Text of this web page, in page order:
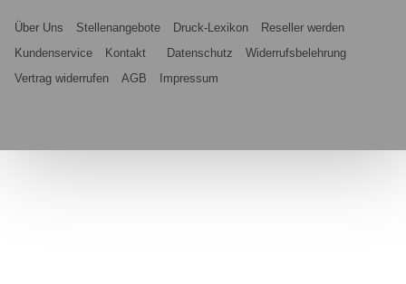
Über Uns Stellenangebote Druck-Lexikon
Reseller werden
Kundenservice
Kontakt Datenschutz
Widerrufsbelehrung
Vertrag widerrufen
AGB Impressum